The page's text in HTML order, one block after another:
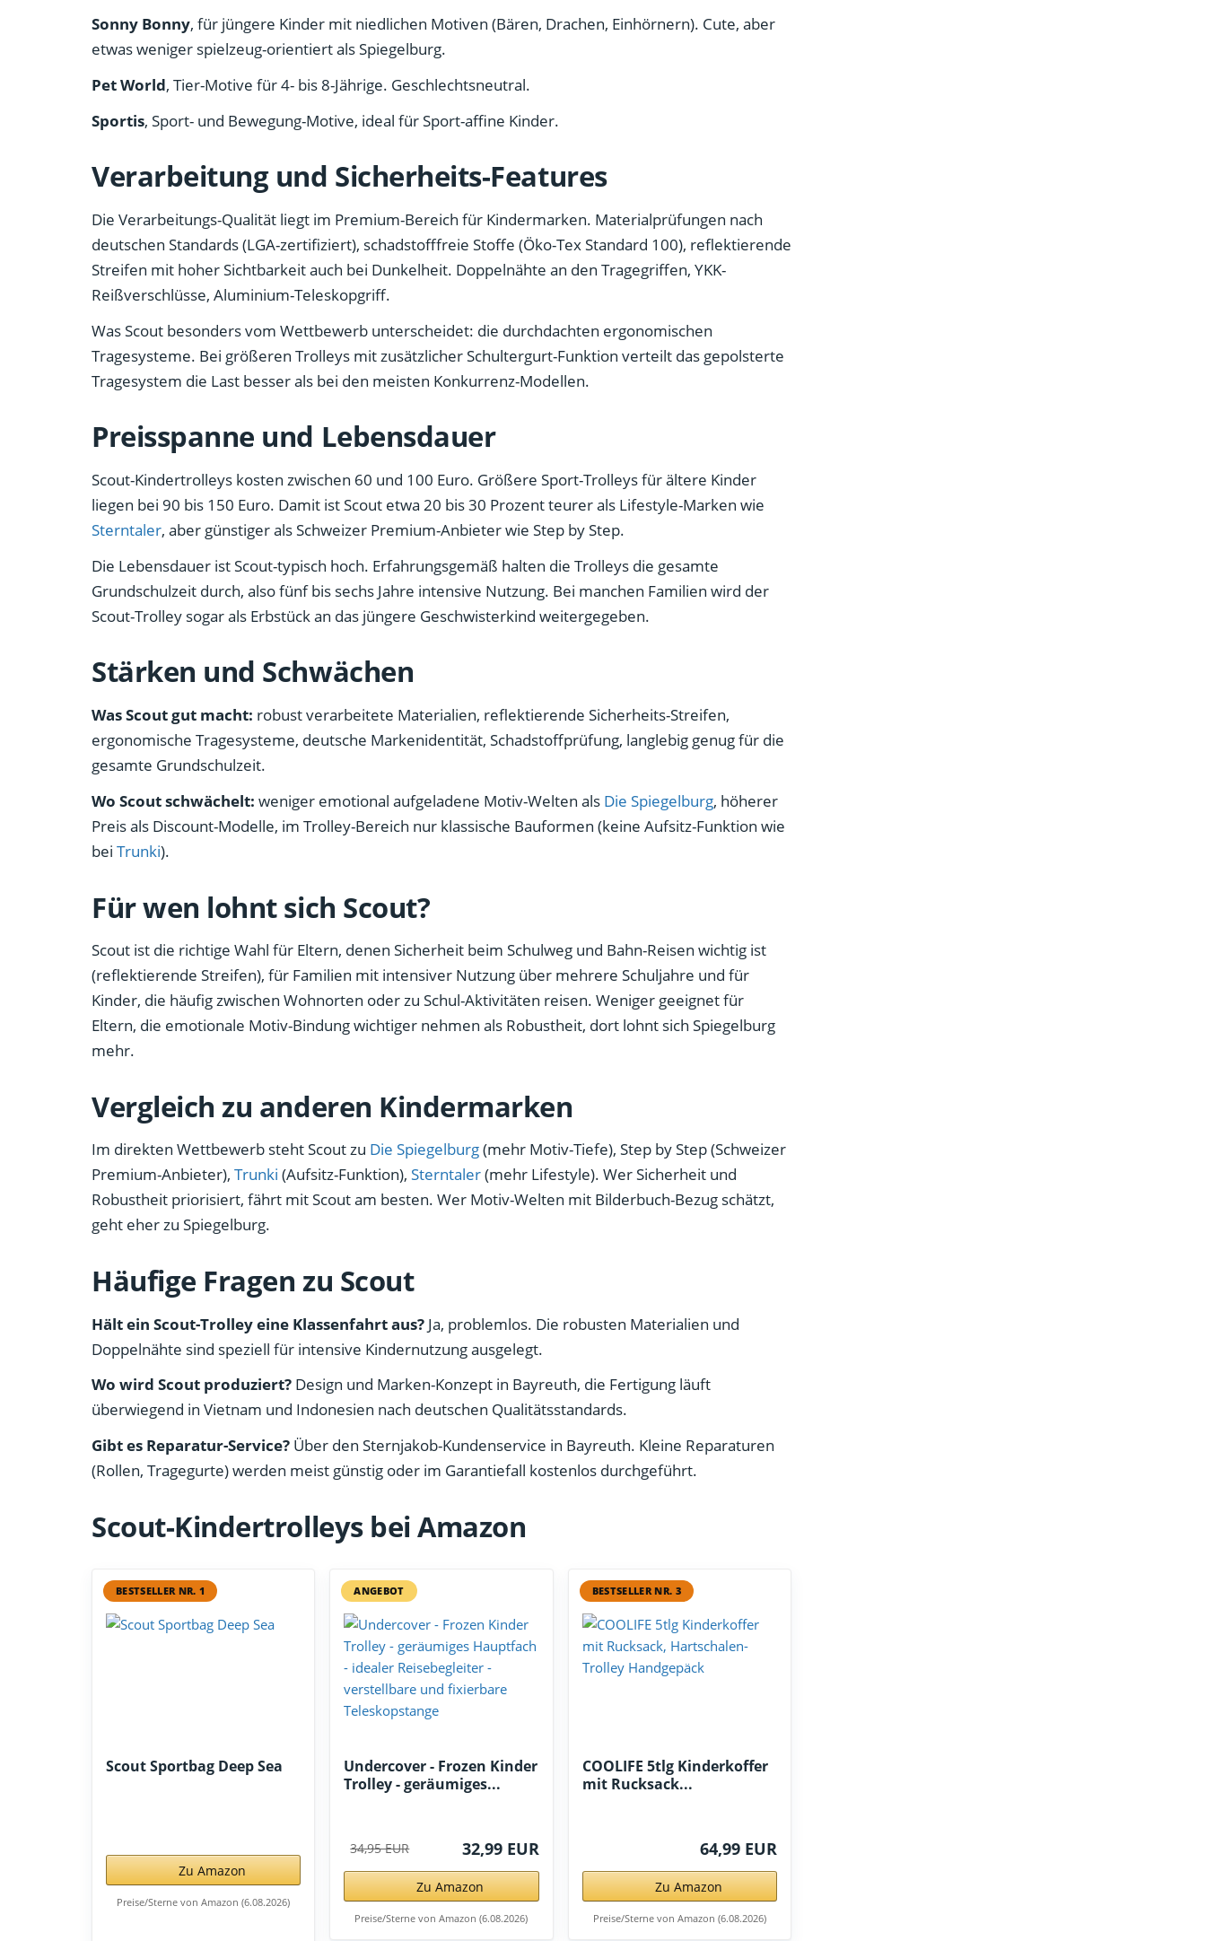
Sonny Bonny, für jüngere Kinder mit niedlichen Motiven (Bären, Drachen, Einhörnern). Cute, aber
etwas weniger spielzeug-orientiert als Spiegelburg.
Pet World, Tier-Motive für 4- bis 8-Jährige. Geschlechtsneutral.
Sportis, Sport- und Bewegung-Motive, ideal für Sport-affine Kinder.
Verarbeitung und Sicherheits-Features
Die Verarbeitungs-Qualität liegt im Premium-Bereich für Kindermarken. Materialprüfungen nach
deutschen Standards (LGA-zertifiziert), schadstofffreie Stoffe (Öko-Tex Standard 100), reflektierende
Streifen mit hoher Sichtbarkeit auch bei Dunkelheit. Doppelnähte an den Tragegriffen, YKK-
Reißverschlüsse, Aluminium-Teleskopgriff.
Was Scout besonders vom Wettbewerb unterscheidet: die durchdachten ergonomischen
Tragesysteme. Bei größeren Trolleys mit zusätzlicher Schultergurt-Funktion verteilt das gepolsterte
Tragesystem die Last besser als bei den meisten Konkurrenz-Modellen.
Preisspanne und Lebensdauer
Scout-Kindertrolleys kosten zwischen 60 und 100 Euro. Größere Sport-Trolleys für ältere Kinder
liegen bei 90 bis 150 Euro. Damit ist Scout etwa 20 bis 30 Prozent teurer als Lifestyle-Marken wie
Sterntaler, aber günstiger als Schweizer Premium-Anbieter wie Step by Step.
Die Lebensdauer ist Scout-typisch hoch. Erfahrungsgemäß halten die Trolleys die gesamte
Grundschulzeit durch, also fünf bis sechs Jahre intensive Nutzung. Bei manchen Familien wird der
Scout-Trolley sogar als Erbstück an das jüngere Geschwisterkind weitergegeben.
Stärken und Schwächen
Was Scout gut macht: robust verarbeitete Materialien, reflektierende Sicherheits-Streifen,
ergonomische Tragesysteme, deutsche Markenidentität, Schadstoffprüfung, langlebig genug für die
gesamte Grundschulzeit.
Wo Scout schwächelt: weniger emotional aufgeladene Motiv-Welten als Die Spiegelburg, höherer
Preis als Discount-Modelle, im Trolley-Bereich nur klassische Bauformen (keine Aufsitz-Funktion wie
bei Trunki).
Für wen lohnt sich Scout?
Scout ist die richtige Wahl für Eltern, denen Sicherheit beim Schulweg und Bahn-Reisen wichtig ist
(reflektierende Streifen), für Familien mit intensiver Nutzung über mehrere Schuljahre und für
Kinder, die häufig zwischen Wohnorten oder zu Schul-Aktivitäten reisen. Weniger geeignet für
Eltern, die emotionale Motiv-Bindung wichtiger nehmen als Robustheit, dort lohnt sich Spiegelburg
mehr.
Vergleich zu anderen Kindermarken
Im direkten Wettbewerb steht Scout zu Die Spiegelburg(mehr Motiv-Tiefe), Step by Step (Schweizer
Premium-Anbieter), Trunki (Aufsitz-Funktion), Sterntaler(mehr Lifestyle). Wer Sicherheit und
Robustheit priorisiert, fährt mit Scout am besten. Wer Motiv-Welten mit Bilderbuch-Bezug schätzt,
geht eher zu Spiegelburg.
Häufige Fragen zu Scout
Hält ein Scout-Trolley eine Klassenfahrt aus? Ja, problemlos. Die robusten Materialien und
Doppelnähte sind speziell für intensive Kindernutzung ausgelegt.
Wo wird Scout produziert? Design und Marken-Konzept in Bayreuth, die Fertigung läuft
überwiegend in Vietnam und Indonesien nach deutschen Qualitätsstandards.
Gibt es Reparatur-Service? Über den Sternjakob-Kundenservice in Bayreuth. Kleine Reparaturen
(Rollen, Tragegurte) werden meist günstig oder im Garantiefall kostenlos durchgeführt.
Scout-Kindertrolleys bei Amazon
BESTSELLER NR. 1
Scout Sportbag Deep Sea
Zu Amazon
Preise/Sterne von Amazon (6.08.2026)
ANGEBOT
Undercover - Frozen Kinder
Trolley - geräumiges...
34,95 EUR 32,99 EUR
Zu Amazon
Preise/Sterne von Amazon (6.08.2026)
BESTSELLER NR. 3
COOLIFE 5tlg Kinderkoffer
mit Rucksack...
64,99 EUR
Zu Amazon
Preise/Sterne von Amazon (6.08.2026)